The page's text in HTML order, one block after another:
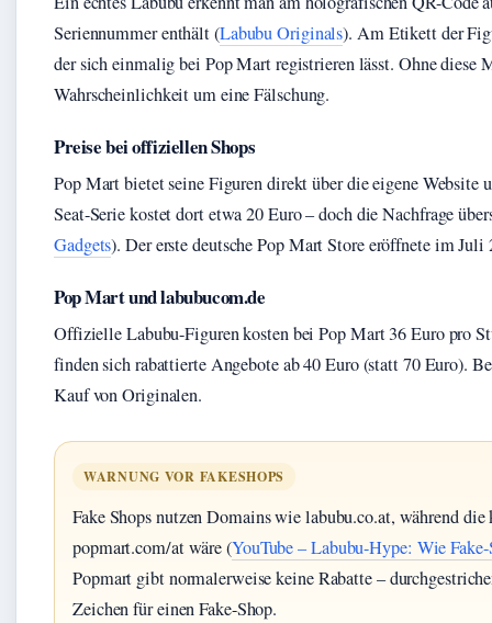
Seriennummer enthält (Labubu Originals). Am Etikett der
der sich einmalig bei Pop Mart registrieren lässt. Ohne diese
Wahrscheinlichkeit um eine Fälschung.
Preise bei offiziellen Shops
Pop Mart bietet seine Figuren direkt über die eigene Website
Seat-Serie kostet dort etwa 20 Euro – doch die Nachfrage
Gadgets). Der erste deutsche Pop Mart Store eröffnete im
Pop Mart und labubucom.de
Offizielle Labubu-Figuren kosten bei Pop Mart 36 Euro pro
finden sich rabattierte Angebote ab 40 Euro (statt 70 Euro).
Kauf von Originalen.
WARNUNG VOR FAKESHOPS
Fake Shops nutzen Domains wie labubu.co.at, während
popmart.com/at wäre (YouTube – Labubu-Hype: Wie
Popmart gibt normalerweise keine Rabatte –
Zeichen für einen Fake-Shop.